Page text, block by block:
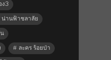
ง3
น่านฟ้าชลาลัย
ละคร ร้อยป่า